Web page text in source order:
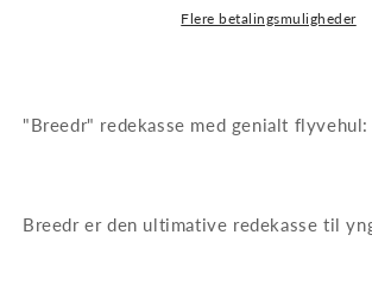
Flere betalingsmuligheder
"Breedr" redekasse med genialt flyvehul:
Breedr er den ultimative redekasse til